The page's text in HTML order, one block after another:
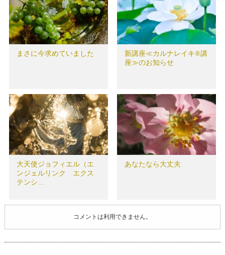
まさに今求めていました
新講座≪カルナレイキ®講
座≫のお知らせ
大天使ジョフィエル（エ
ンジェルリンク エクス
テンシ…
あなたなら大丈夫
コメントは利用できません。